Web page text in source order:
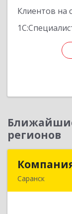
Клиентов на
регионов
Саранск